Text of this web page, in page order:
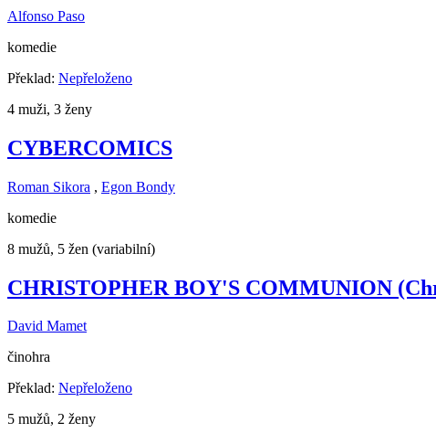
Alfonso Paso
komedie
Překlad: Nepřeloženo
4 muži, 3 ženy
CYBERCOMICS
Roman Sikora , Egon Bondy
komedie
8 mužů, 5 žen (variabilní)
CHRISTOPHER BOY'S COMMUNION
David Mamet
činohra
Překlad: Nepřeloženo
5 mužů, 2 ženy